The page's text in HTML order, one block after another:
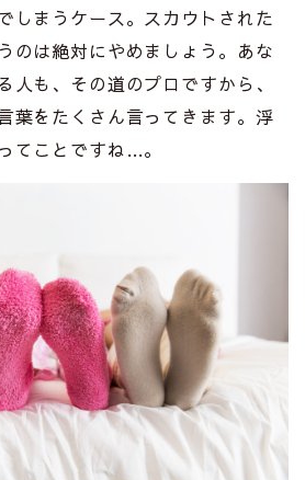
しまうケース。スカウトされた
のは絶対にやめましょう。あな
人も、その道のプロですから、
葉をたくさん言ってきます。浮
てことですね…。